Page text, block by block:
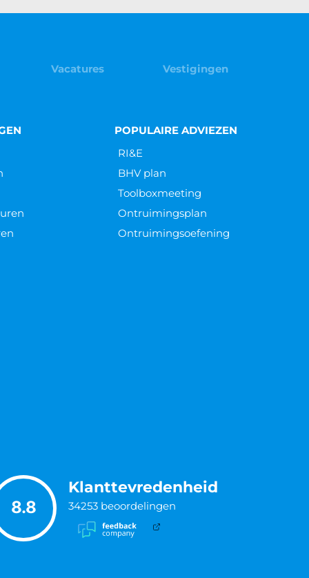
Vacatures Vestigingen
POPULAIRE ADVIEZEN
RI&E
BHV plan
Toolboxmeeting
Ontruimingsplan
Ontruimingsoefening
8.8
Klanttevredenheid
34253 beoordelingen